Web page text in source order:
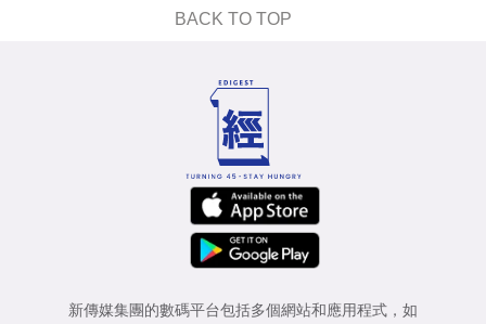
BACK TO TOP
新傳媒集團的數碼平台包括多個網站和應用程式，如